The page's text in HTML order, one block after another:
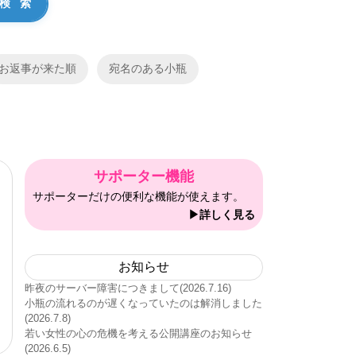
返事が来た順 宛名のある小瓶
サポーター機能
サポーターだけの便利な機能が使えます。
▶詳しく見る
お知らせ
昨夜のサーバー障害につきまして(2026.7.16)
小瓶の流れるのが遅くなっていたのは解消しました
(2026.7.8)
若い女性の心の危機を考える公開講座のお知らせ
(2026.6.5)